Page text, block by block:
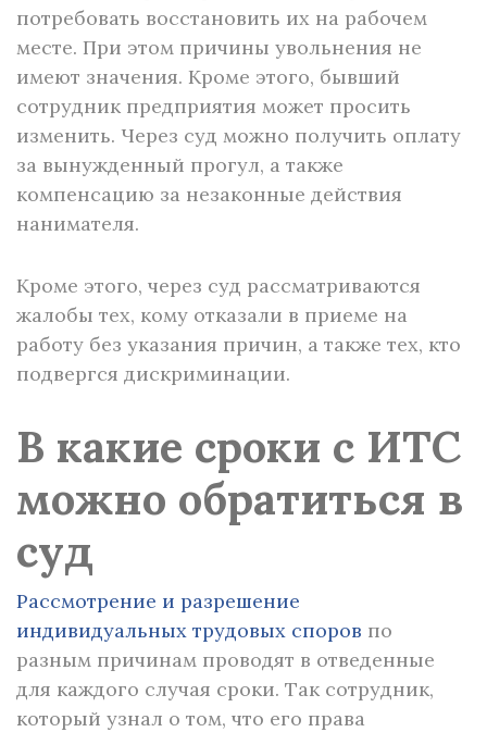
потребовать восстановить их на рабочем
месте. При этом причины увольнения не
имеют значения. Кроме этого, бывший
сотрудник предприятия может просить
изменить. Через суд можно получить оплату
за вынужденный прогул, а также
компенсацию за незаконные действия
нанимателя.
Кроме этого, через суд рассматриваются
жалобы тех, кому отказали в приеме на
работу без указания причин, а также тех, кто
подвергся дискриминации.
В какие сроки с ИТС
можно обратиться в
суд
Рассмотрение и разрешение
индивидуальных трудовых споров по
разным причинам проводят в отведенные
для каждого случая сроки. Так сотрудник,
который узнал о том, что его права